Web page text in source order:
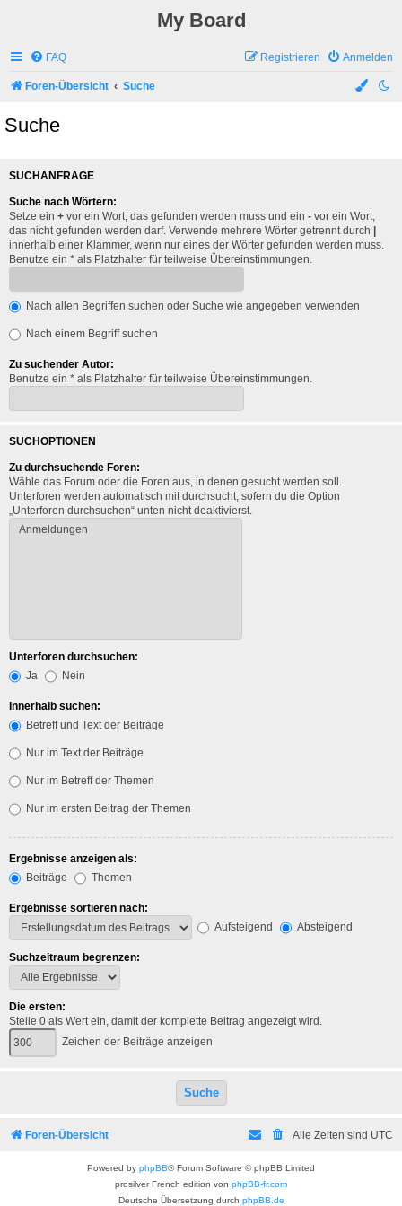
My Board
FAQ Anmelden
Registrieren
Foren-Übersicht Suche
Suche
SUCHANFRAGE
Suche nach Wörtern:
Setze ein + vor ein Wort, das gefunden werden muss und ein - vor ein Wort,
das nicht gefunden werden darf. Verwende mehrere Wörter getrennt durch |
innerhalb einer Klammer, wenn nur eines der Wörter gefunden werden muss.
Benutze ein * als Platzhalter für teilweise Übereinstimmungen.
Nach allen Begriffen suchen oder Suche wie angegeben verwenden
Nach einem Begriff suchen
Zu suchender Autor:
Benutze ein * als Platzhalter für teilweise Übereinstimmungen.
SUCHOPTIONEN
Zu durchsuchende Foren:
Wähle das Forum oder die Foren aus, in denen gesucht werden soll.
Unterforen werden automatisch mit durchsucht, sofern du die Option
„Unterforen durchsuchen“ unten nicht deaktivierst.
Unterforen durchsuchen:
Ja
Nein
Innerhalb suchen:
Betreff und Text der Beiträge
Nur im Text der Beiträge
Nur im Betreff der Themen
Nur im ersten Beitrag der Themen
Ergebnisse anzeigen als:
Beiträge
Themen
Ergebnisse sortieren nach:
Aufsteigend
Absteigend
Suchzeitraum begrenzen:
Die ersten:
Stelle 0 als Wert ein, damit der komplette Beitrag angezeigt wird.
Zeichen der Beiträge anzeigen
Foren-Übersicht Alle Zeiten sind UTC
Powered by phpBB® Forum Software © phpBB Limited
prosilver French edition von phpBB-fr.com
Deutsche Übersetzung durch phpBB.de